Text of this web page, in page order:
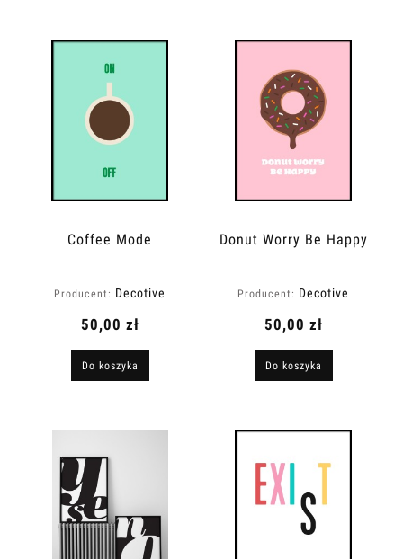
Coffee Mode
Producent: Decotive
50,00 zł
Do koszyka
Donut Worry Be Happy
Producent: Decotive
50,00 zł
Do koszyka